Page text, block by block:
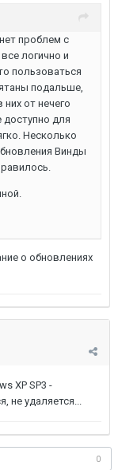
проблем с
логично и
пользоваться
подальше,
от нечего
доступно для
Несколько
Винды
о обновлениях
XP SP3 -
не удаляется...
0